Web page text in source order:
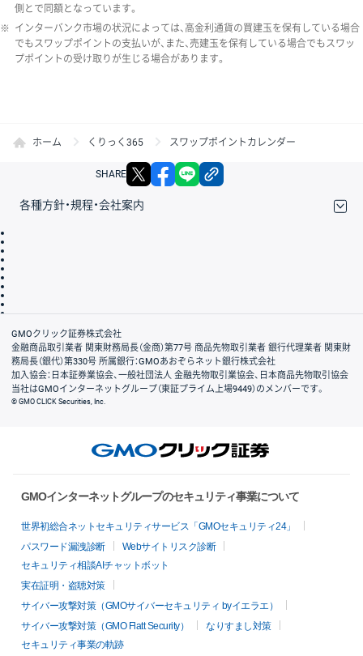
側とで同額となっています。
※ インターバンク市場の状況によっては、高金利通貨の買建玉を保有している場合
でもスワップポイントの支払いが、また、売建玉を保有している場合でもスワッ
プポイントの受け取りが生じる場合があります。
ホーム くりっく365 スワップポイントカレンダー
SHARE X facebook
各種方針・規程・会社案内
会社案内
GMOクリック証券株式会社
金融商品取引業者 関東財務局長（金商）第77号 商品先物取引業者 銀行代理業者 関東財
務局長（銀代）第330号 所属銀行：GMOあおぞらネット銀行株式会社
加入協会：日本証券業協会、一般社団法人 金融先物取引業協会、日本商品先物取引協会
当社はGMOインターネットグループ（東証プライム上場9449）のメンバーです。
© GMO CLICK Securities, Inc.
GMOインターネットグループのセキュリティ事業について
世界初総合ネットセキュリティサービス「GMOセキュリティ24」
パスワード漏洩診断
Webサイトリスク診断
セキュリティ相談AIチャットボット
実在証明・盗聴対策
サイバー攻撃対策（GMOサイバーセキュリティ byイエラエ）
サイバー攻撃対策（GMO Flatt Security）
なりすまし対策
セキュリティ事業の軌跡